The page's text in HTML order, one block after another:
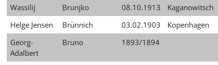
Wassilij Brunjko 08.10.1913
Kaganowitsch
Helge Jensen
Brünnich 03.02.1903
Kopenhagen
Georg-
Adalbert
Bruno 1893/1894